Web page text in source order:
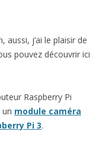
aussi, j’ai le plaisir de
pouvez découvrir ici
Raspberry Pi
module caméra
Pi 3.